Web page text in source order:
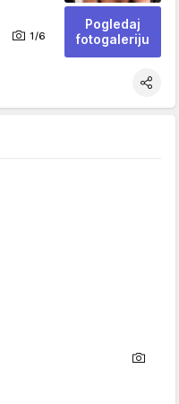
1/6
Pogledaj
fotogaleriju